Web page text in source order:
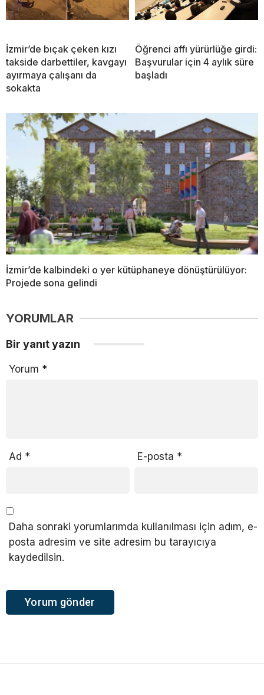
İzmir’de bıçak çeken kızı
takside darbettiler, kavgayı
ayırmaya çalışanı da
sokakta
Öğrenci affı yürürlüğe girdi:
Başvurular için 4 aylık süre
başladı
İzmir’de kalbindeki o yer kütüphaneye dönüştürülüyor:
Projede sona gelindi
YORUMLAR
Bir yanıt yazın
Yorum *
Ad * E-posta *
Daha sonraki yorumlarımda kullanılması için adım, e-
posta adresim ve site adresim bu tarayıcıya
kaydedilsin.